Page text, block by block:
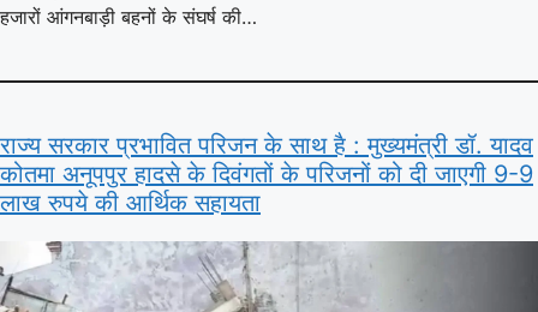
हजारों आंगनबाड़ी बहनों के संघर्ष की…
राज्य सरकार प्रभावित परिजन के साथ है : मुख्यमंत्री डॉ. यादव
कोतमा अनूपपुर हादसे के दिवंगतों के परिजनों को दी जाएगी 9-9
लाख रुपये की आर्थिक सहायता